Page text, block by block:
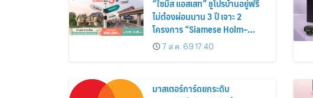
“ไซมิส แอสเสท” ชูโปรบ้านอยู่ฟรี
ไม่ต้องผ่อนนาน 3 ปี เจาะ 2
โครงการ “Siamese Holm–
Siamese Blossom” พร้อม
ส่วนลดและสิทธิพิเศษถึง 31
7 ส.ค. 69 17:40
มาสเตอร์การ์ดยกระดับ